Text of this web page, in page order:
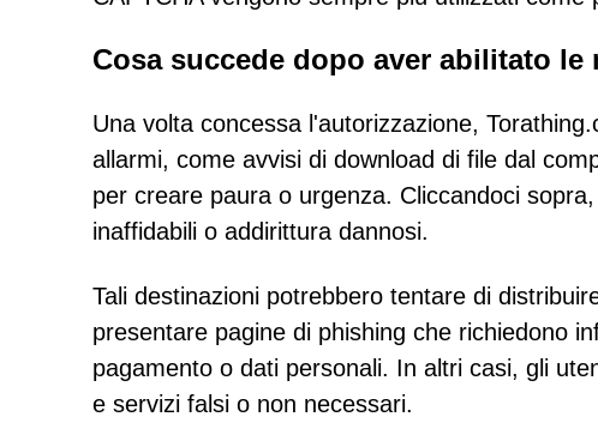
Cosa succede dopo aver abilitato le
Una volta concessa l'autorizzazione,
allarmi, come avvisi di download di file dal
per creare paura o urgenza. Cliccandoci
inaffidabili o addirittura dannosi.
Tali destinazioni potrebbero tentare di
presentare pagine di phishing che richiedono
pagamento o dati personali. In altri casi, gli
e servizi falsi o non necessari.